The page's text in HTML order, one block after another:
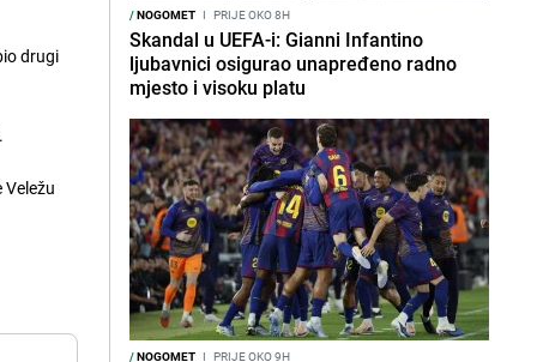
drugi
/NOGOMET I PRIJE OKO 8H
Skandal u UEFA-i: Gianni Infantino
ljubavnici osigurao unapređeno radno
mjesto i visoku platu
/NOGOMET I PRIJE OKO 9H